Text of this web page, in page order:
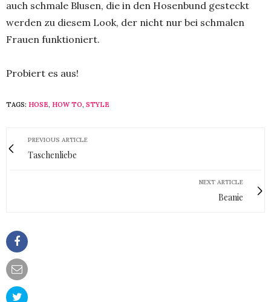
auch schmale Blusen, die in den Hosenbund gesteckt
werden zu diesem Look, der nicht nur bei schmalen
Frauen funktioniert.
Probiert es aus!
TAGS: HOSE, HOW TO, STYLE
PREVIOUS ARTICLE
Taschenliebe
NEXT ARTICLE
Beanie